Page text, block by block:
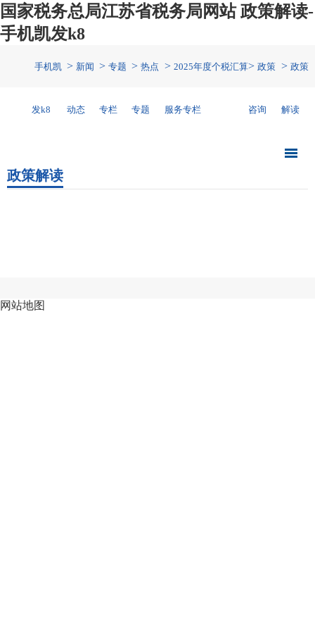
国家税务总局江苏省税务局网站 政策解读-
手机凯发k8
手机凯
发k8
> 新闻
动态
> 专题
专栏
> 热点
专题
> 2025年度个税汇算
服务专栏
> 政策
咨询
> 政策
解读
政策解读
网站地图